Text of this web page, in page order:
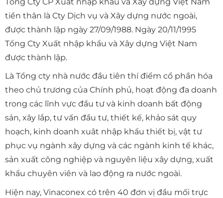
tiền thân là Cty Dịch vụ và Xây dựng nước ngoài,
được thành lập ngày 27/09/1988. Ngày 20/11/1995
Tổng Cty Xuất nhập khẩu và Xây dựng Việt Nam
được thành lập.
Là Tổng cty nhà nước đầu tiên thí điểm cổ phần hóa
theo chủ trương của Chính phủ, hoạt động đa doanh
trong các lĩnh vực đầu tư và kinh doanh bất động
sản, xây lắp, tư vấn đầu tư, thiết kế, khảo sát quy
hoạch, kinh doanh xuât nhập khẩu thiết bị, vật tư
phục vụ ngành xây dựng và các ngành kinh tế khác,
sản xuất công nghiệp và nguyên liệu xây dựng, xuất
khẩu chuyên viên và lao động ra nước ngoài.
Hiện nay, Vinaconex có trên 40 đơn vị đầu mối trực